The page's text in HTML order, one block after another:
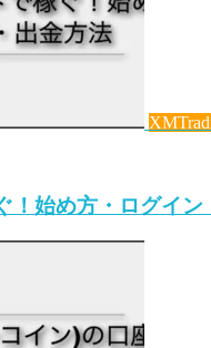
！始め方・ログイン